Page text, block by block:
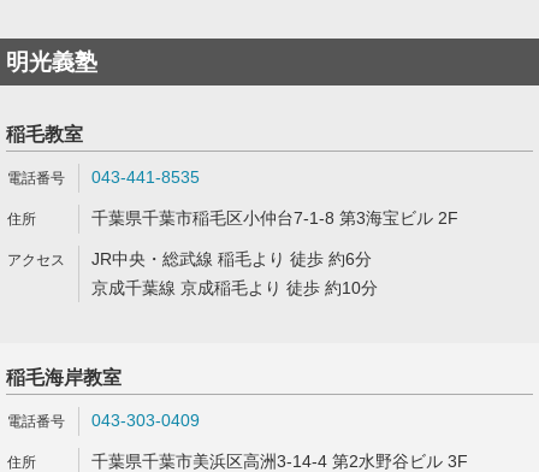
明光義塾
稲毛教室
043-441-8535
千葉県千葉市稲毛区小仲台7-1-8 第3海宝ビル 2F
JR中央・総武線 稲毛より 徒歩 約6分
京成千葉線 京成稲毛より 徒歩 約10分
稲毛海岸教室
043-303-0409
千葉県千葉市美浜区高洲3-14-4 第2水野谷ビル 3F